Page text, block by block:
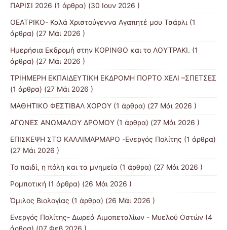
ΠΑΡΙΣΙ 2026 (1 άρθρα) (30 Ιουν 2026 )
ΟΕΑΤΡΙΚΟ- Καλά Χριστούγεννα Αγαπητέ μου Τσάρλι (1
άρθρα) (27 Μάι 2026 )
Ημερήσια Εκδρομή στην ΚΟΡΙΝΘΟ και το ΛΟΥΤΡΑΚΙ. (1
άρθρα) (27 Μάι 2026 )
ΤΡΙΗΜΕΡΗ ΕΚΠΑΙΔΕΥΤΙΚΗ ΕΚΔΡΟΜΗ ΠΟΡΤΟ ΧΕΛΙ –ΣΠΕΤΣΕΣ
(1 άρθρα) (27 Μάι 2026 )
ΜΑΘΗΤΙΚΟ ΦΕΣΤΙΒΑΛ ΧΟΡΟΥ (1 άρθρα) (27 Μάι 2026 )
ΑΓΩΝΕΣ ΑΝΩΜΑΛΟΥ ΔΡΟΜΟΥ (1 άρθρα) (27 Μάι 2026 )
ΕΠΙΣΚΕΨΗ ΣΤΟ ΚΑΛΛΙΜΑΡΜΑΡΟ -Ενεργός Πολίτης (1 άρθρα)
(27 Μάι 2026 )
Το παιδί, η πόλη και τα μνημεία (1 άρθρα) (27 Μάι 2026 )
Ρομποτική (1 άρθρα) (26 Μάι 2026 )
Όμιλος Βιολογίας (1 άρθρα) (26 Μάι 2026 )
Ενεργός Πολίτης- Δωρεά Αιμοπεταλίων - Μυελού Οστών (4
άρθρα) (07 Φεβ 2026 )